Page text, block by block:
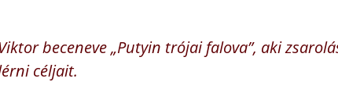
beceneve „Putyin trójai falova”, aki
céljait.